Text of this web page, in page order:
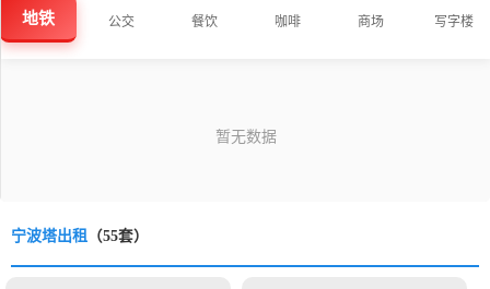
地铁 公交 餐饮 咖啡 商场 写字楼
宁波塔出租 （55套）